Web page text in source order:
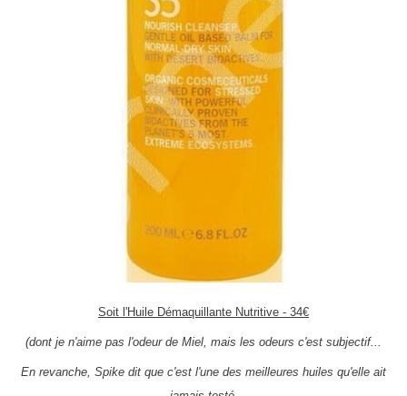
Soit l'Huile Démaquillante Nutritive - 34€
(dont je n'aime pas l'odeur de Miel, mais les odeurs c'est subjectif...
En revanche, Spike dit que c'est l'une des meilleures huiles qu'elle ait